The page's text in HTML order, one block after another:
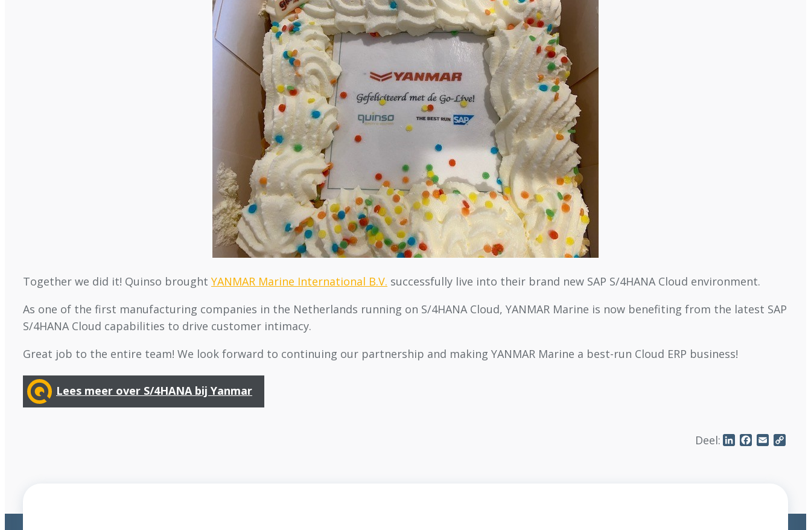
Together we did it! Quinso brought YANMAR Marine International B.V. successfully live into their brand new SAP S/4HANA Cloud environment.
As one of the first manufacturing companies in the Netherlands running on S/4HANA Cloud, YANMAR Marine is now benefiting from the latest SAP
S/4HANA Cloud capabilities to drive customer intimacy.
Great job to the entire team! We look forward to continuing our partnership and making YANMAR Marine a best-run Cloud ERP business!
Lees meer over S/4HANA bij Yanmar
Deel: LinkedInFacebook
Email